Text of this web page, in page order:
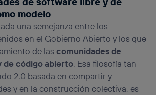
modelo
una semejanza entre los
en el Gobierno Abierto y los que
de lascomunidades de
de código abierto. Esa filosofía tan
2.0 basada en compartir y
y en la construcción colectiva, es